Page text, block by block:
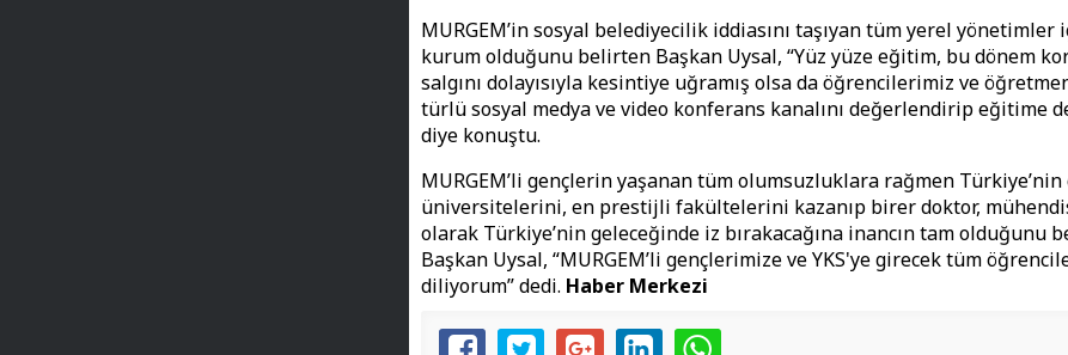
MURGEM’in sosyal belediyecilik iddiasını taşıyan tüm yerel
kurum olduğunu belirten Başkan Uysal, “Yüz yüze eğitim, bu dönem
salgını dolayısıyla kesintiye uğramış olsa da öğrencilerimiz ve
türlü sosyal medya ve video konferans kanalını değerlendirip eğitime
diye konuştu.
MURGEM’li gençlerin yaşanan tüm olumsuzluklara rağmen Türkiye’nin
üniversitelerini, en prestijli fakültelerini kazanıp birer doktor,
olarak Türkiye’nin geleceğinde iz bırakacağına inancın tam olduğunu
Başkan Uysal, “MURGEM’li gençlerimize ve YKS'ye girecek tüm
diliyorum” dedi. Haber Merkezi